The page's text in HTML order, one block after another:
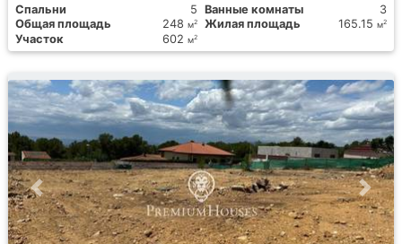
Спальни
5 Ванные комнаты
3
Общая площадь
248 м2 Жилая площадь 165.15 м2
Участок 602 м2